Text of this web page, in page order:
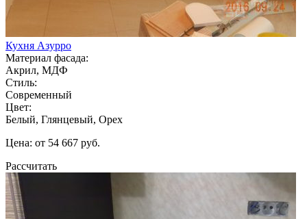
Кухня Азурро
Материал фасада:
Акрил, МДФ
Стиль:
Современный
Цвет:
Белый, Глянцевый, Орех
Цена: от 54 667 руб.
Рассчитать